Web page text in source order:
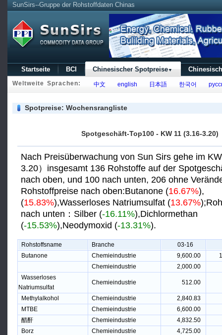
SunSirs--Gruppe der Rohstoffdaten Chinas
Startseite BCI Chinesischer Spotpreise▼
Weltweite Sprachen: 中文 english 日本語 한국어
Spotpreise: Wochensrangliste
Spotgeschäft-Top100 - KW 11 (3.16-3.20)
Nach Preisüberwachung von Sun Sirs gehe im
3.20）insgesamt 136 Rohstoffe auf der
nach oben, und 100 nach unten, 206 ohne
Rohstoffpreise nach oben:Butanone (16.67%),
(15.83%),Wasserloses Natriumsulfat (13.67%
nach unten：Silber (-16.11%),Dichlormethan
(-15.53%),Neodymoxid (-13.31%).
Rohstoffsname Branche
03-16
Butanone
Chemieindustrie 9,600.00
Chemieindustrie
2,000.00
Wasserloses
Natriumsulfat
Chemieindustrie 512.00
Methylalkohol Chemieindustrie
2,840.83
MTBE
Chemieindustrie
6,600.00
醋酐
Chemieindustrie
4,832.50
Borz
Chemieindustrie
4,725.00